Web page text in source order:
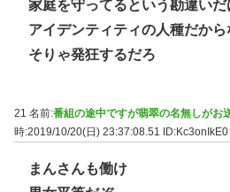
家庭を守ってるという勘違いだ
アイデンティティの人種だから
そりゃ発狂するだろ
21 名前:番組の途中ですが翡翠の名無しがお
時:2019/10/20(日) 23:37:08.51 ID:Kc3onIkE0
まんさんも働け